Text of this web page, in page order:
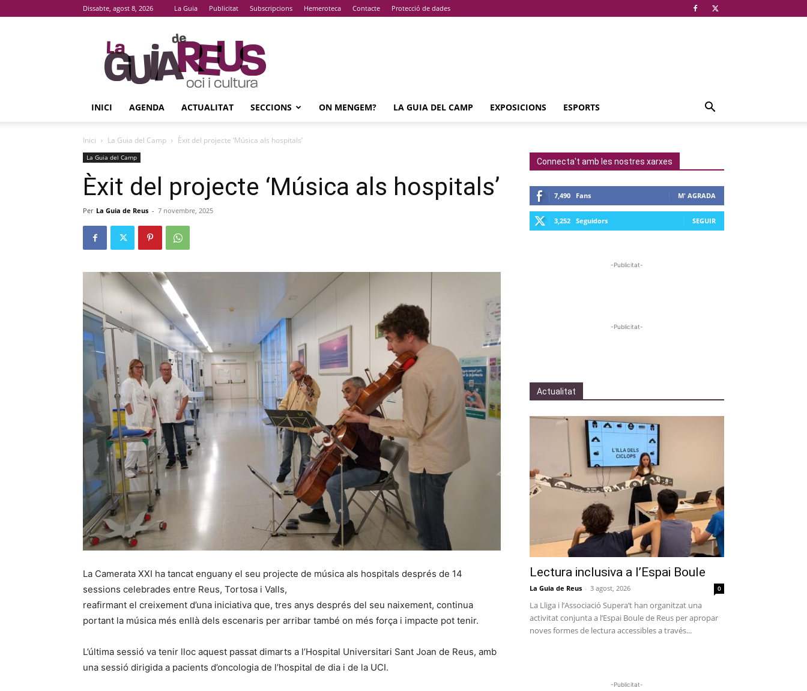
Dissabte, agost 8, 2026 La Guia Publicitat Subscripcions Hemeroteca Contacte Protecció de dades
La
Guia
De
Reus
INICI AGENDA ACTUALITAT SECCIONS ON MENGEM? LA GUIA DEL CAMP EXPOSICIONS ESPORTS
Inici La Guia del Camp Èxit del projecte ‘Música als hospitals’
La Guia del Camp
Èxit del projecte ‘Música als hospitals’
Per La Guia de Reus - 7 novembre, 2025
La Camerata XXI ha tancat enguany el seu projecte de música als hospitals després de 14
sessions celebrades entre Reus, Tortosa i Valls,
reafirmant el creixement d’una iniciativa que, tres anys després del seu naixement, continua
portant la música més enllà dels escenaris per arribar també on més força i impacte pot tenir.
L’última sessió va tenir lloc aquest passat dimarts a l’Hospital Universitari Sant Joan de Reus, amb
una sessió dirigida a pacients d’oncologia de l’hospital de dia i de la UCI.
Connecta't amb les nostres xarxes
7,490 Fans M' AGRADA
3,252 Seguidors SEGUIR
-Publicitat-
-Publicitat-
Actualitat
Lectura inclusiva a l’Espai Boule
La Guia de Reus - 3 agost, 2026 0
La Lliga i l’Associació Supera’t han organitzat una
activitat conjunta a l’Espai Boule de Reus per apropar
noves formes de lectura accessibles a través...
-Publicitat-